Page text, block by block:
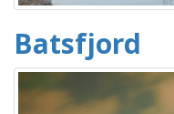
Batsfjord